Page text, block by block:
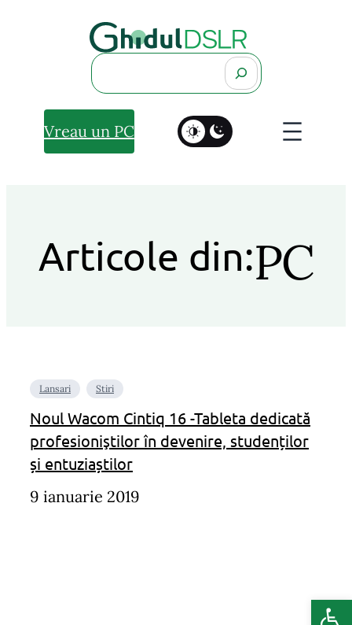
Search
Vreau un PC
Articole din:PC
Lansari Stiri
Noul Wacom Cintiq 16 -Tableta dedicată
profesioniştilor în devenire, studenților
și entuziaștilor
9 ianuarie 2019